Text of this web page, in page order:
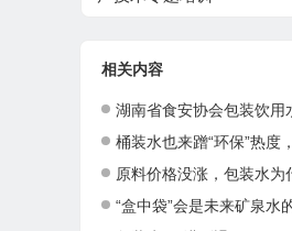
相关内容
湖南省食安协会包装饮用水
桶装水也来蹭“环保”热度
原料价格没涨，包装水为
“盒中袋”会是未来矿泉水